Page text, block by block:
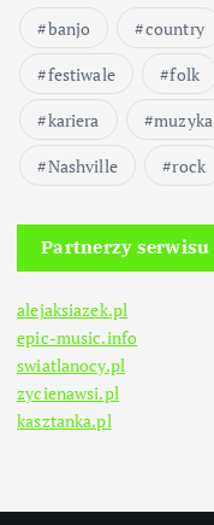
banjo country
festiwale
folk
kariera
muzyka
Nashville
rock
Partnerzy serwisu
alejaksiazek.pl
epic-music.info
swiatlanocy.pl
zycienawsi.pl
kasztanka.pl